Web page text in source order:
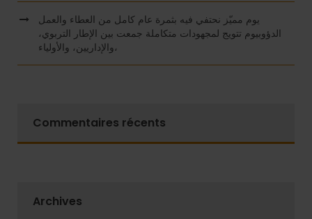
يوم مميّز نحتفي فيه بثمرة عام كامل من العطاء والعمل
الدؤوبيوم تتويج لمجهودات متكاملة جمعت بين الإطار التربوي،
والإداريين، والأولياء،
Commentaires récents
Archives